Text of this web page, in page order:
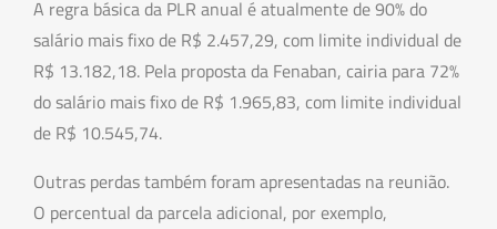
A regra básica da PLR anual é atualmente de 90% do
salário mais fixo de R$ 2.457,29, com limite individual de
R$ 13.182,18. Pela proposta da Fenaban, cairia para 72%
do salário mais fixo de R$ 1.965,83, com limite individual
de R$ 10.545,74.
Outras perdas também foram apresentadas na reunião.
O percentual da parcela adicional, por exemplo,